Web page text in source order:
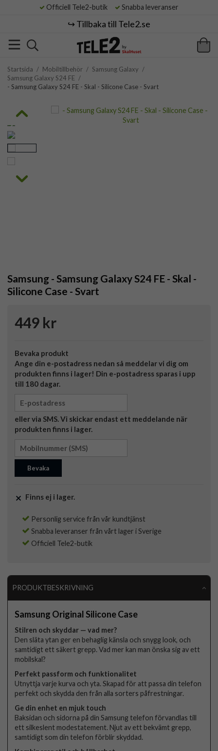
Officiell Tele2-butik Snabba leveranser
↪️ Tillbaka till Tele2.se
Startsida / Mobiltillbehör / Samsung Galaxy /
Samsung Galaxy S24 FE /
- Samsung Galaxy S24 FE - Skal - Silicone Case - Svart
Samsung - Samsung Galaxy S24 FE - Skal -
Silicone Case - Svart
449 kr
Bevaka produkt
Ange din e-postadress nedan så meddelar vi dig om
produkten finns i lager! Din e-postadress sparas i upp
till 180 dagar.
eller via SMS. Vi skickar endast ett meddelande när
produkten finns i lager.
Bevaka
Finns ej i lager.
Personlig service från vår kundtjänst
Snabba leveranser från vårt lager i Sverige
Officiell Tele2-butik
PRODUKTBESKRIVNING
Samsung Original Silicone Case
Stilren och skyddar — vad mer?
Den släta ytan ger en behaglig känsla och snygg look, och
samtidigt ett säkert grepp. Vad mer kan man önska sig av ett
mobilskal?
Perfekt passform och funktionalitet
Utnyttja varje kurva och yta. Skapad för att passa din telefon
perfekt och skydda den från alla sorters påfrestningar.
Ge din enhet en mjuk touch
Baksidan och sidorna på din Samsung telefon förvandlas till
ett silkeslent modestatement. Njut av ett bekvämt grepp,
samtidigt som din telefon förblir skyddad.